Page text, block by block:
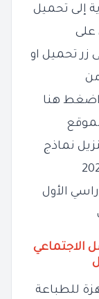
إلى تحميل
تحميل او
اضغط هنا
نماذج
الأول
الاجتماعي
للطباعة